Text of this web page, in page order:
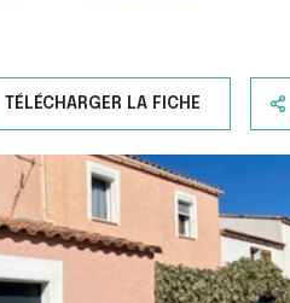
TÉLÉCHARGER LA FICHE